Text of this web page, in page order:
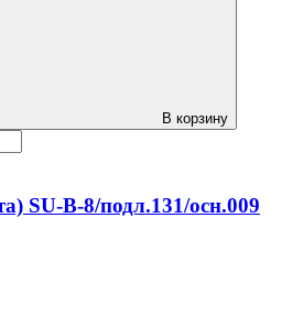
В корзину
SU-B-8/подл.131/осн.009